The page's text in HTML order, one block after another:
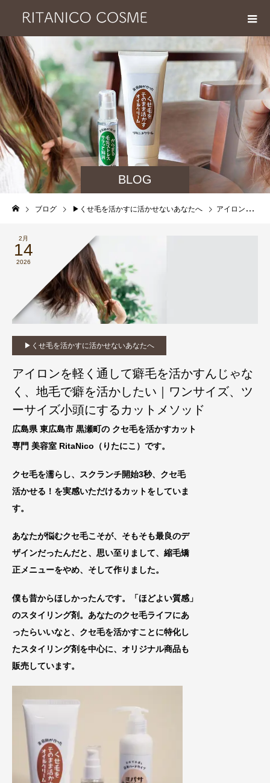
BLOG
ブログ ▶︎くせ毛を活かすに活かせないあなたへ アイロンを軽く通して癖毛を活かすんじゃなく、地毛で癖を活かしたい｜ワンサイズ、ツーサイズ小頭にするカットメソッド
2月
14
2026
▶︎くせ毛を活かすに活かせないあなたへ
アイロンを軽く通して癖毛を活かすんじゃな
く、地毛で癖を活かしたい｜ワンサイズ、ツ
ーサイズ小頭にするカットメソッド
広島県 東広島市 黒瀬町の クセ毛を活かすカット
専門 美容室 RitaNico （りたにこ）です。
クセ毛を濡らし、スクランチ開始3秒、クセ毛
活かせる！を実感いただけるカットをしていま
す。
あなたが悩むクセ毛こそが、そもそも最良のデ
ザインだったんだと、思い至りまして、縮毛矯
正メニューをやめ、 そして作りました。
僕も昔からほしかったんです。「ほどよい質感」
のスタイリング剤。あなたのクセ毛ライフにあ
ったらいいなと、 クセ毛を活かすことに特化し
たスタイリング剤を中心に、オリジナル商品も
販売しています。